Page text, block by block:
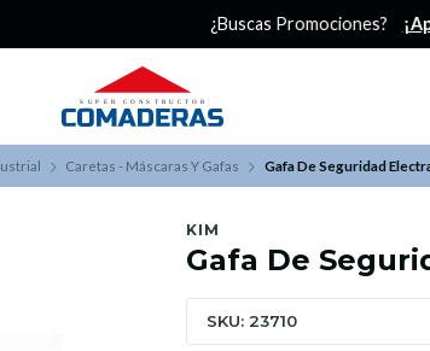
¡Aprovecha nuestros Descuentazos!
Caretas - Máscaras Y Gafas Gafa De Seguridad
KIM
Gafa De
SKU: 23710